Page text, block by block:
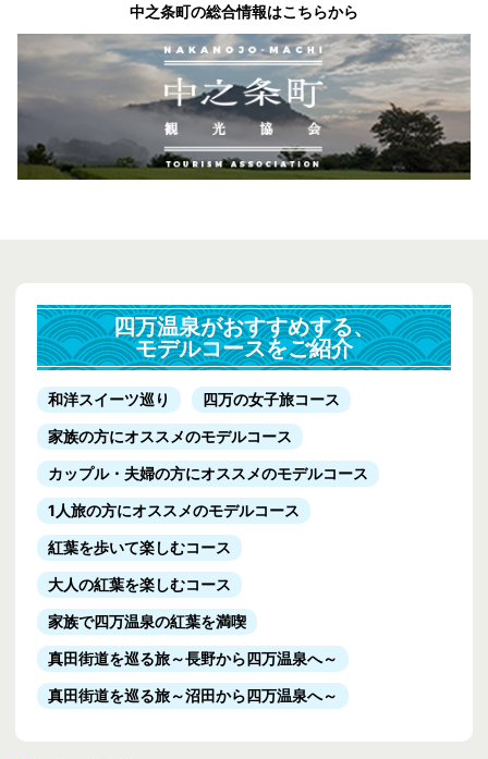
中之条町の総合情報はこちらから
四万温泉がおすすめする、
モデルコースをご紹介
和洋スイーツ巡り
四万の女子旅コース
家族の方にオススメのモデルコース
カップル・夫婦の方にオススメのモデルコース
1人旅の方にオススメのモデルコース
紅葉を歩いて楽しむコース
大人の紅葉を楽しむコース
家族で四万温泉の紅葉を満喫
真田街道を巡る旅～長野から四万温泉へ～
真田街道を巡る旅～沼田から四万温泉へ～